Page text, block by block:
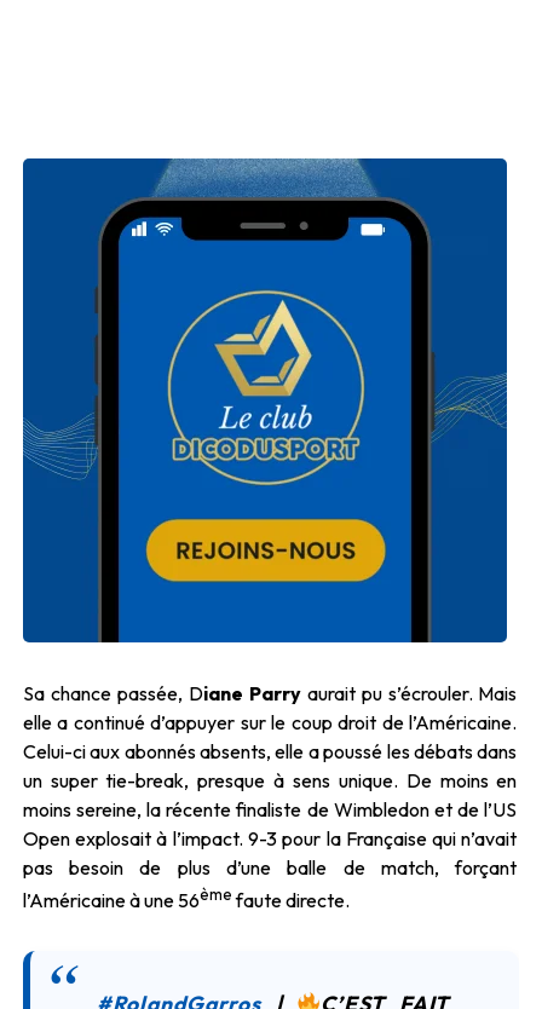
Sa chance passée, Diane Parryaurait pu s’écrouler. Mais
elle a continué d’appuyer sur le coup droit de l’Américaine.
Celui-ci aux abonnés absents, elle a poussé les débats dans
un super tie-break, presque à sens unique. De moins en
moins sereine, la récente finaliste de Wimbledon et de l’US
Open explosait à l’impact. 9-3 pour la Française qui n’avait
pas besoin de plus d’une balle de match, forçant
l’Américaine à une 56èmefaute directe.